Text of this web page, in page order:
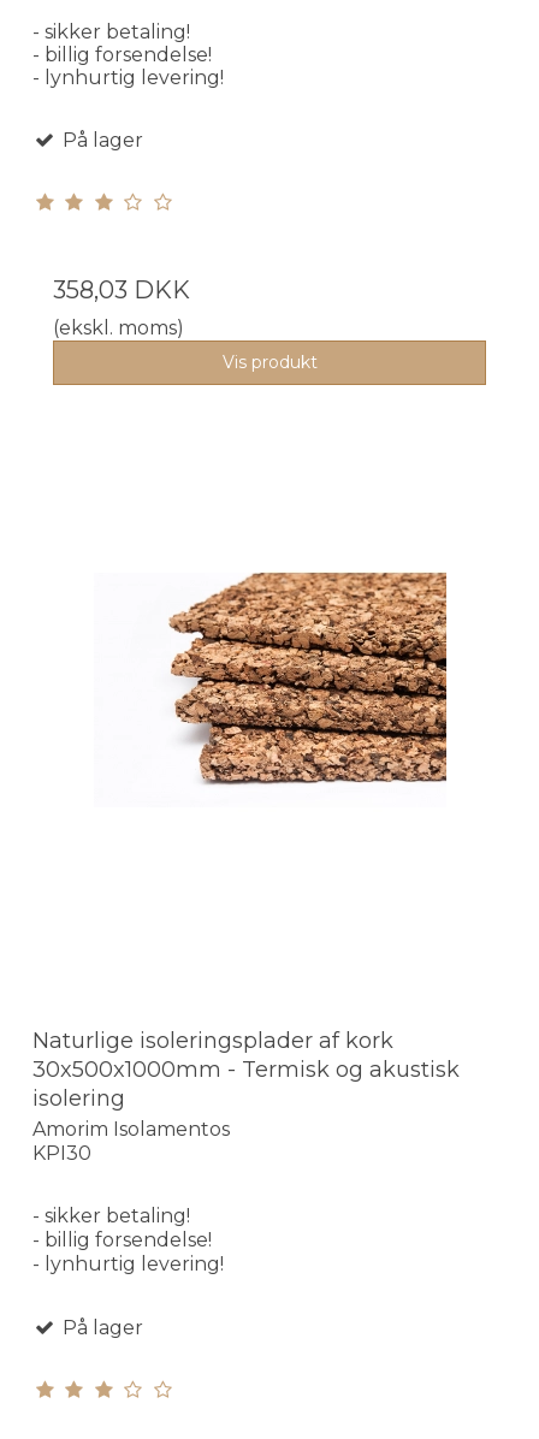
- sikker betaling!
- billig forsendelse!
- lynhurtig levering!
På lager
358,03 DKK
(ekskl. moms)
Vis produkt
Naturlige isoleringsplader af kork
30x500x1000mm - Termisk og akustisk
isolering
Amorim Isolamentos
KPI30
- sikker betaling!
- billig forsendelse!
- lynhurtig levering!
På lager